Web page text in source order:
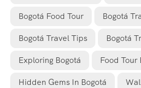
Bogotá Food Tour Bogotá
Bogotá Travel Tips Bogotá
Exploring Bogotá Food Tour
Hidden Gems In Bogotá